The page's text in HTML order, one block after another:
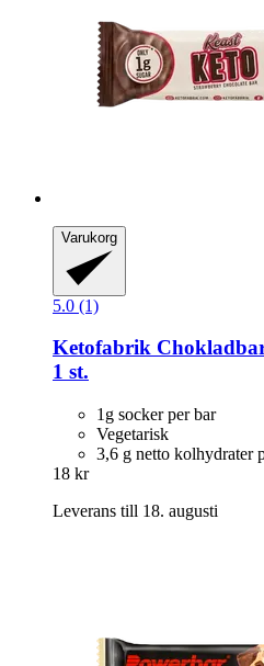
Varukorg
5.0 (1)
Ketofabrik
1 st.
1g socker per bar
Vegetarisk
3,6 g netto kolhydrater
18 kr
Leverans till 18. augusti